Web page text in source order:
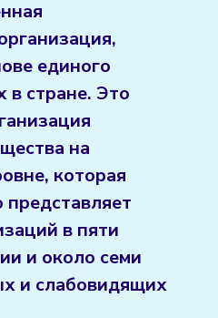
единого
в стране. Это
на
которая
представляет
в пяти
и около семи
и слабовидящих